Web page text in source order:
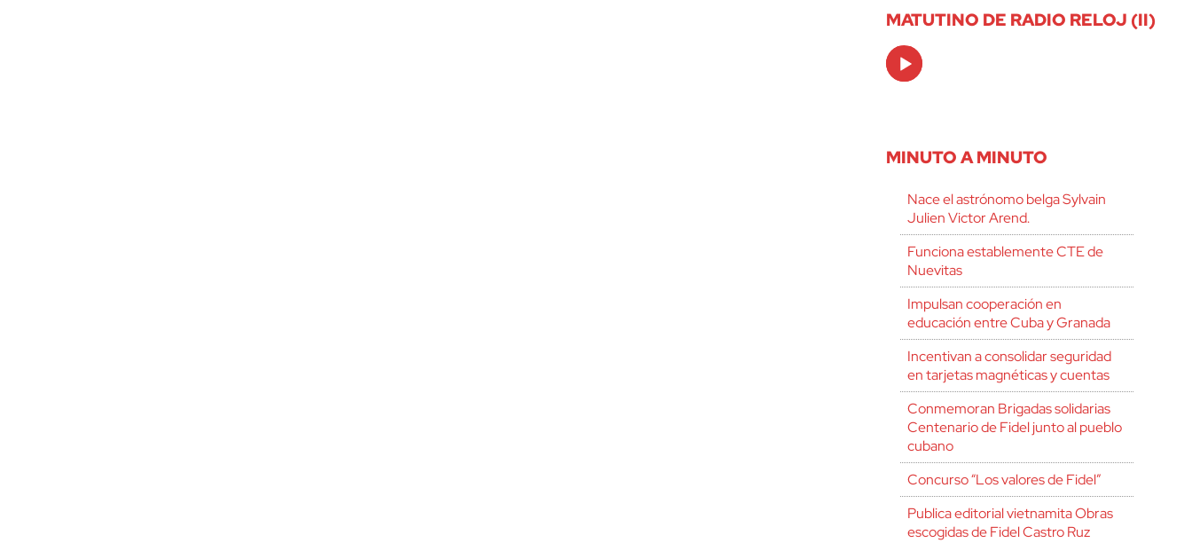
MATUTINO DE RADIO RELOJ (II)
Audio
Player
MINUTO A MINUTO
Nace el astrónomo belga Sylvain
Julien Victor Arend.
Funciona establemente CTE de
Nuevitas
Impulsan cooperación en
educación entre Cuba y Granada
Incentivan a consolidar seguridad
en tarjetas magnéticas y cuentas
Conmemoran Brigadas solidarias
Centenario de Fidel junto al pueblo
cubano
Concurso “Los valores de Fidel”
Publica editorial vietnamita Obras
escogidas de Fidel Castro Ruz